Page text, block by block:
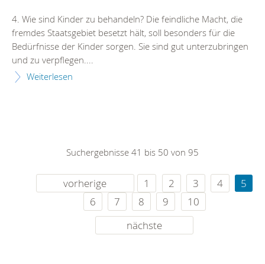
4. Wie sind Kinder zu behandeln? Die feindliche Macht, die
fremdes Staatsgebiet besetzt hält, soll besonders für die
Bedürfnisse der Kinder sorgen. Sie sind gut unterzubringen
und zu verpflegen....
Weiterlesen
Suchergebnisse 41 bis 50 von 95
vorherige 1 2 3 4
5
6
7 8 9
10
nächste